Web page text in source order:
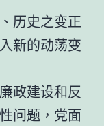
历史之变正
新的动荡变
政建设和反
问题，党面